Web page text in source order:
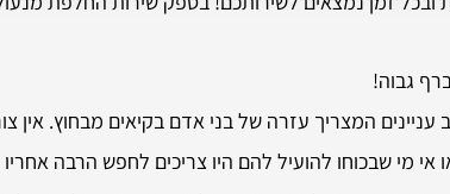
גבוה!
המצריך עזרה של בני אדם בקיאים מבחוץ. אין
אי מי שבכוחו להועיל להם היו צריכים לחפש הרבה